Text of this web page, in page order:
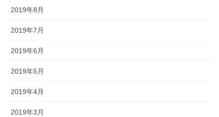
2019年8月
2019年7月
2019年6月
2019年5月
2019年4月
2019年3月